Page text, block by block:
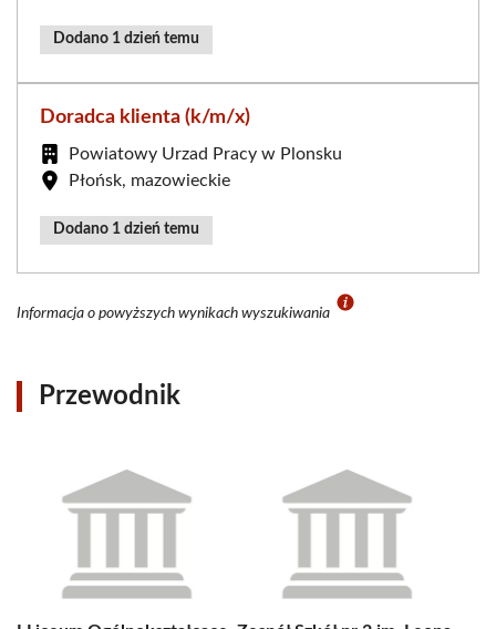
Dodano 1 dzień temu
Doradca klienta (k/m/x)
Powiatowy Urzad Pracy w Plonsku
Płońsk, mazowieckie
Dodano 1 dzień temu
Informacja o powyższych wynikach wyszukiwania
Przewodnik